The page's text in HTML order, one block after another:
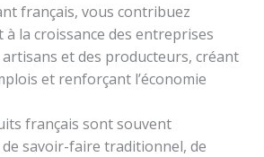
français, vous contribuez
à la croissance des entreprises
artisans et des producteurs, créant
et renforçant l’économie
français sont souvent
savoir-faire traditionnel, de